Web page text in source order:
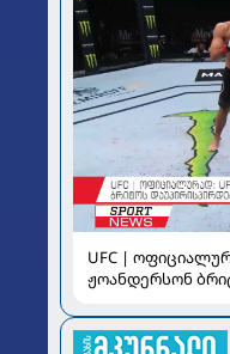
UFC |
ჟოანდერსონ